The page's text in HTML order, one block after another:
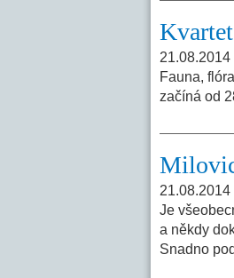
21.08.2014
Fauna,
začíná od
21.08.2014
Je
a někdy
Snadno